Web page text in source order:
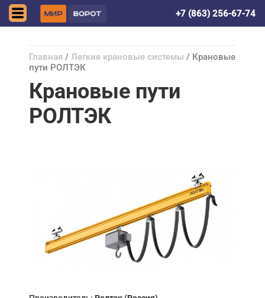
+7 (863) 256-67-74
Главная / Легкие крановые системы / Крановые
пути РОЛТЭК
Крановые пути
РОЛТЭК